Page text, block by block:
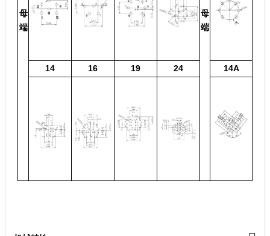
母
端
母
端
14 16 19 24 14A